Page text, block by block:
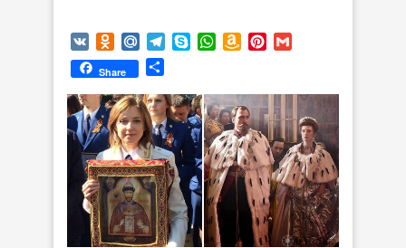
VK Odnoklassniki
Mail.RuTelegram
SkypeWhatsApp
AmazonPinterest
Share